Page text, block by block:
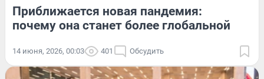
Приближается новая пандемия:
почему она станет более глобальной
14 июня, 2026, 00:03 401 Обсудить